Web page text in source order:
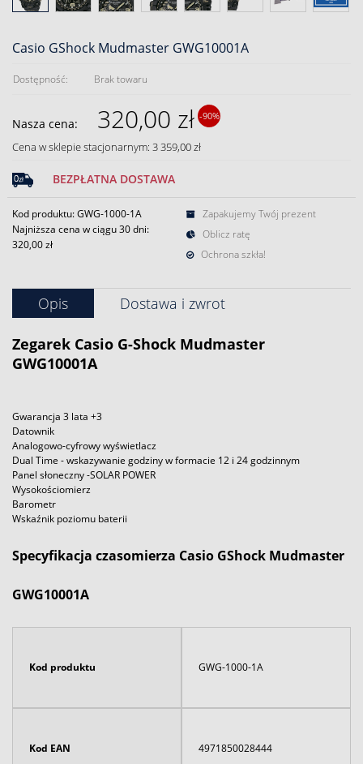
Casio GShock Mudmaster GWG10001A
Dostępność: Brak towaru
Nasza cena: 320,00 zł -90%
Cena w sklepie stacjonarnym: 3 359,00 zł
BEZPŁATNA DOSTAWA
Kod produktu: GWG-1000-1A
Najniższa cena w ciągu 30 dni:
320,00 zł
Zapakujemy Twój prezent
Oblicz ratę
Ochrona szkła!
Opis Dostawa i zwrot
Zegarek Casio G-Shock Mudmaster
GWG10001A
Gwarancja 3 lata +3
Datownik
Analogowo-cyfrowy wyświetlacz
Dual Time - wskazywanie godziny w formacie 12 i 24 godzinnym
Panel słoneczny -SOLAR POWER
Wysokościomierz
Barometr
Wskaźnik poziomu baterii
Specyfikacja czasomierza Casio GShock Mudmaster
GWG10001A
Kod produktu GWG-1000-1A
Kod EAN 4971850028444